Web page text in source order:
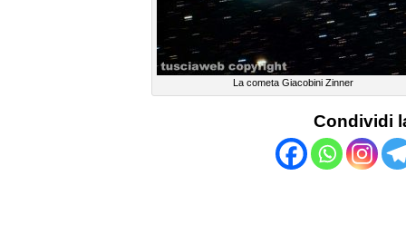
La cometa Giacobini Zinner
Condividi